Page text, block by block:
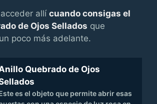
allí cuando consigas el
de Ojos Sellados que
poco más adelante.
Quebrado de Ojos
es el objeto que permite abrir esas